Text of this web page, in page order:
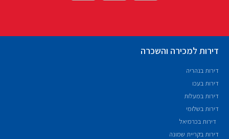
דירות למכירה והשכרה
דירות בנהריה
דירות בעכו
דירות במעלות
דירות בשלומי
דירות בכרמיאל
דירות בקריית שמונה